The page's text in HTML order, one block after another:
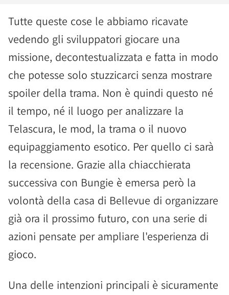
Tutte queste cose le abbiamo ricavate
vedendo gli sviluppatori giocare una
missione, decontestualizzata e fatta in modo
che potesse solo stuzzicarci senza mostrare
spoiler della trama. Non è quindi questo né
il tempo, né il luogo per analizzare la
Telascura, le mod, la trama o il nuovo
equipaggiamento esotico. Per quello ci sarà
la recensione. Grazie alla chiacchierata
successiva con Bungie è emersa però la
volontà della casa di Bellevue di organizzare
già ora il prossimo futuro, con una serie di
azioni pensate per ampliare l'esperienza di
gioco.
Una delle intenzioni principali è sicuramente